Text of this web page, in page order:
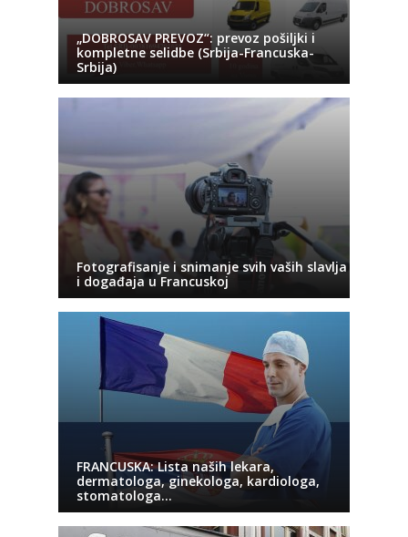
„DOBROSAV PREVOZ“: prevoz pošiljki i
kompletne selidbe (Srbija-Francuska-
Srbija)
Fotografisanje i snimanje svih vaših slavlja
i događaja u Francuskoj
FRANCUSKA: Lista naših lekara,
dermatologa, ginekologa, kardiologa,
stomatologa…